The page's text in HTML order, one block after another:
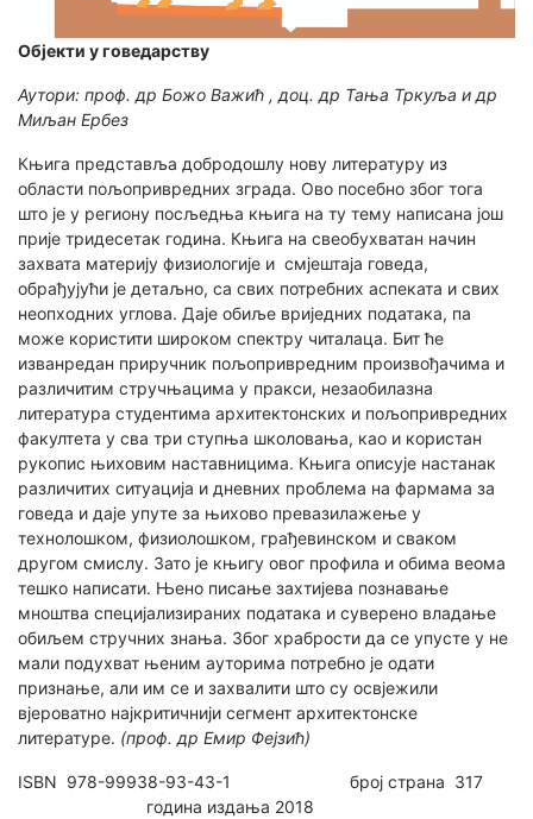
Објекти у говедарству
Аутори: проф. др Божо Важић , доц. др Тања Тркуља и др
Миљан Ербез
Књига представља добродошлу нову литературу из
области пољопривредних зграда. Ово посебно због тога
што је у региону посљедња књига на ту тему написана још
прије тридесетак година. Књига на свеобухватан начин
захвата материју физиологије и смјештаја говеда,
обрађујући је детаљно, са свих потребних аспеката и свих
неопходних углова. Даје обиље вриједних података, па
може користити широком спектру читалаца. Бит ће
изванредан приручник пољопривредним произвођачима и
различитим стручњацима у пракси, незаобилазна
литература студентима архитектонских и пољопривредних
факултета у сва три ступња школовања, као и користан
рукопис њиховим наставницима. Књига описује настанак
различитих ситуација и дневних проблема на фармама за
говеда и даје упуте за њихово превазилажење у
технолошком, физиолошком, грађевинском и сваком
другом смислу. Зато је књигу овог профила и обима веома
тешко написати. Њено писање захтијева познавање
мноштва специјализираних података и суверено владање
обиљем стручних знања. Због храбрости да се упусте у не
мали подухват њеним ауторима потребно је одати
признање, али им се и захвалити што су освјежили
вјероватно најкритичнији сегмент архитектонске
литературе. (проф. др Емир Фејзић)
ISBN 978-99938-93-43-1 број страна 317
година издања 2018